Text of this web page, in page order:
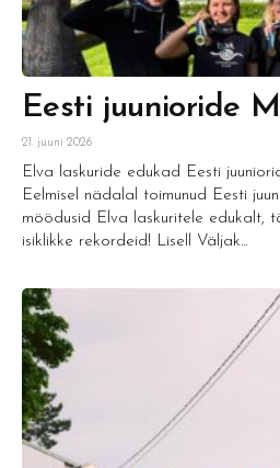
Eesti juunioride
21. juuni 2026
Elva laskuride edukad Eesti
Eelmisel nädalal toimunud Eesti
möödusid Elva laskuritele edukalt,
isiklikke rekordeid! Lisell Väljak...